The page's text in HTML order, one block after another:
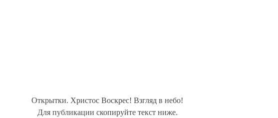
Открытки. Христос Воскрес! Взгляд в небо!
Для публикации скопируйте текст ниже.